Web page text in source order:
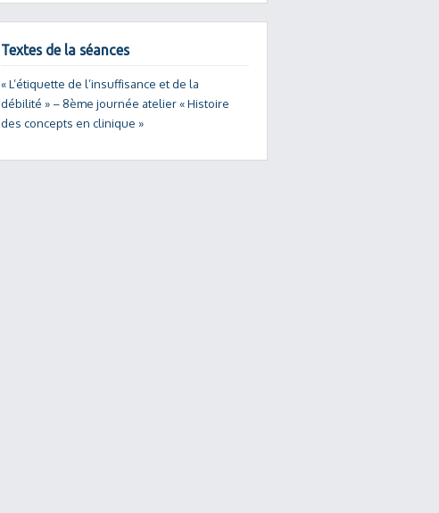
Textes de la séances
« L’étiquette de l’insuffisance et de la
débilité » – 8ème journée atelier « Histoire
des concepts en clinique »